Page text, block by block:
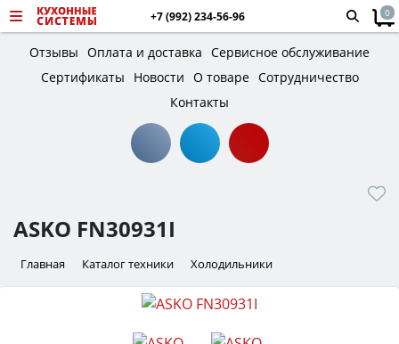
+7 (992) 234-56-96 0
Отзывы Оплата и доставка Сервисное обслуживание
Сертификаты
Новости О товаре Сотрудничество
Контакты
ASKO FN30931I
Главная Каталог техники Холодильники